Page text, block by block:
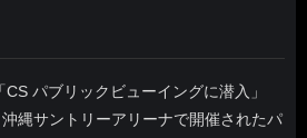
パブリックビューイングに潜入」
縄サントリーアリーナで開催されたパ